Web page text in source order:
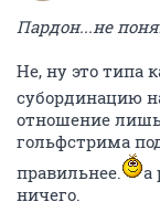
Пардон...не
Не, ну это типа
субординацию
отношение
гольфстрима
правильнее.
а
ничего.